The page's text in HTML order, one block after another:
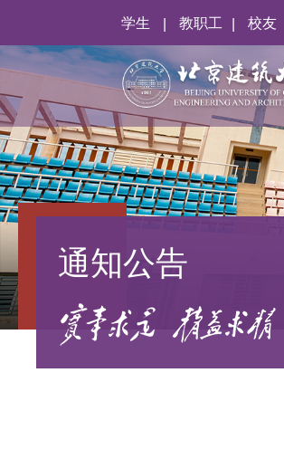
学生 教职工 校友
通知公告